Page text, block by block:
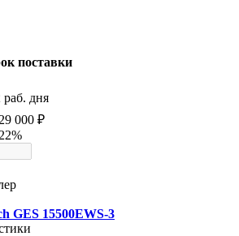
поставки
раб. дня
000 ₽
GES 15500EWS-3